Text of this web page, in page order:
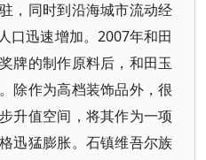
，同时到沿海城市流动经
口迅速增加。2007年和田
牌的制作原料后，和田玉
除作为高档装饰品外，很
升值空间，将其作为一项
迅猛膨胀。石镇维吾尔族